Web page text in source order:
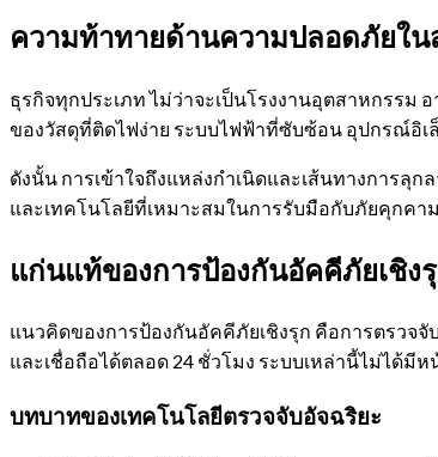
ความท้าทายด้านความปลอดภัยใน
ธุรกิจทุกประเภท ไม่ว่าจะเป็นโรงงานอุตสาหกรรม
ของวัสดุที่ติดไฟง่าย ระบบไฟฟ้าที่ซับซ้อน อุปกรณ์อิเ
ดังนั้น การเข้าใจถึงแหล่งกำเนิดและเส้นทางการลุ
และเทคโนโลยีที่เหมาะสมในการรับมือกับภัยคุกคา
แก่นแท้ของการป้องกันอัคคีภัยเชิง
แนวคิดของการป้องกันอัคคีภัยเชิงรุก คือการตรวจ
และเชื่อถือได้ตลอด 24 ชั่วโมง ระบบเหล่านี้ไม่ได้มี
บทบาทของเทคโนโลยีตรวจจับอัจฉริยะ